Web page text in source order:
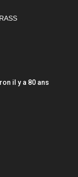
il y a 80 ans